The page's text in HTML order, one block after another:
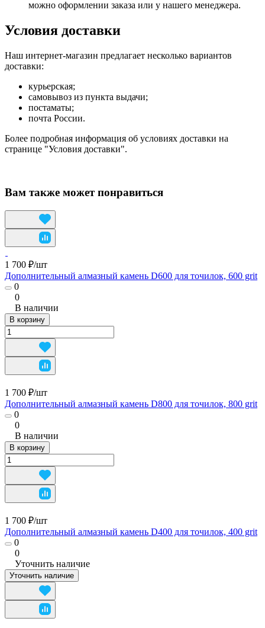
можно оформлении заказа или у нашего менеджера.
Условия доставки
Наш интернет-магазин предлагает несколько вариантов
доставки:
курьерская;
самовывоз из пункта выдачи;
постаматы;
почта России.
Более подробная информация об условиях доставки на
странице "Условия доставки".
Вам также может понравиться
1 700 ₽/шт
Дополнительный алмазный камень D600 для точилок, 600 grit
0
0
В наличии
В корзину
1 700 ₽/шт
Дополнительный алмазный камень D800 для точилок, 800 grit
0
0
В наличии
В корзину
1 700 ₽/шт
Дополнительный алмазный камень D400 для точилок, 400 grit
0
0
Уточнить наличие
Уточнить наличие